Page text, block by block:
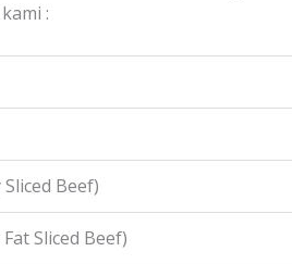
:
Beef)
Sliced Beef)